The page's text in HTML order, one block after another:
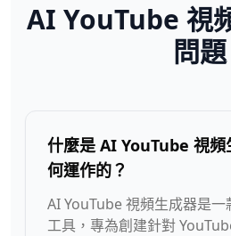
AI YouTube 視
問題
什麼是 AI YouTube 視頻
何運作的？
AI YouTube 視頻生成器是
工具，專為創建針對